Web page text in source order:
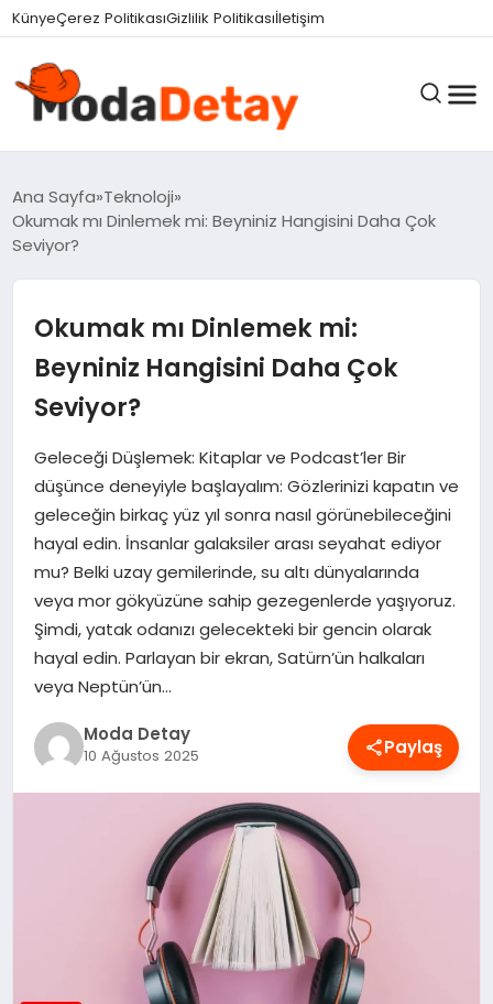
felix markets 360
felix markets yatırım
felix markets pro
felix markets
felix markets app
KünyeÇerez PolitikasıGizlilik Politikasıİletişim
GÜNDEM
DÜNYA
EĞITIM
MAGAZIN
SAĞLIK
SPOR
TEKNOLOJI
Ana Sayfa Teknoloji
Okumak mı Dinlemek mi: Beyniniz Hangisini Daha Çok
Seviyor?
Okumak mı Dinlemek mi:
Beyniniz Hangisini Daha Çok
Seviyor?
Geleceği Düşlemek: Kitaplar ve Podcast’ler Bir
düşünce deneyiyle başlayalım: Gözlerinizi kapatın ve
geleceğin birkaç yüz yıl sonra nasıl görünebileceğini
hayal edin. İnsanlar galaksiler arası seyahat ediyor
mu? Belki uzay gemilerinde, su altı dünyalarında
veya mor gökyüzüne sahip gezegenlerde yaşıyoruz.
Şimdi, yatak odanızı gelecekteki bir gencin olarak
hayal edin. Parlayan bir ekran, Satürn’ün halkaları
veya Neptün’ün…
Moda Detay
10 Ağustos 2025 Paylaş